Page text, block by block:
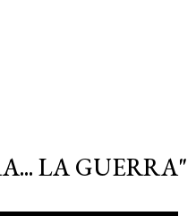
LA GUERRA"